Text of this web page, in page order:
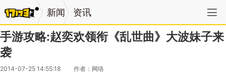
新闻 资讯
手游攻略:赵奕欢领衔《乱世曲》大波妹子来
袭
2014-07-25 14:55:18 作者：网络